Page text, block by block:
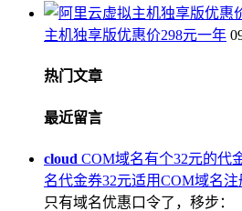
主机独享版优惠价298元一年
热门文章
最近留言
cloud COM域名有个32元的代
名代金券32元适用COM域名注
只有域名优惠口令了，移步：